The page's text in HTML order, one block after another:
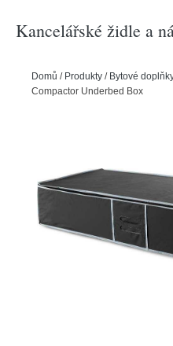
Kancelářské židle a
Domů / Produkty / Bytové
Compactor Underbed Box